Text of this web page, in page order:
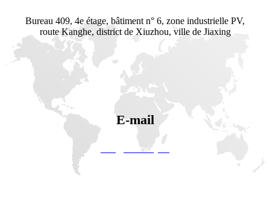
Bureau 409, 4e étage, bâtiment n° 6, zone industrielle PV,
route Kanghe, district de Xiuzhou, ville de Jiaxing
E-mail
info@solarway.cc